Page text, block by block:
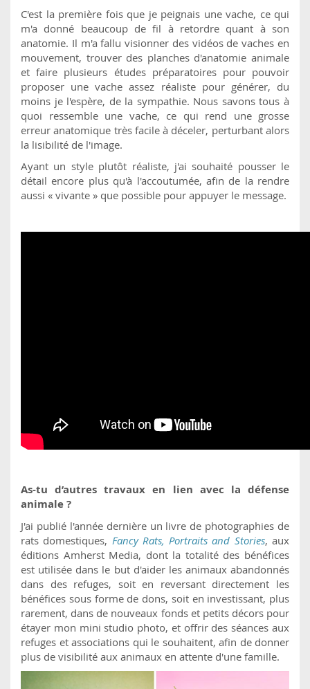
C'est la première fois que je peignais une vache, ce qui
m'a donné beaucoup de fil à retordre quant à son
anatomie. Il m'a fallu visionner des vidéos de vaches en
mouvement, trouver des planches d'anatomie animale
et faire plusieurs études préparatoires pour pouvoir
proposer une vache assez réaliste pour générer, du
moins je l'espère, de la sympathie. Nous savons tous à
quoi ressemble une vache, ce qui rend une grosse
erreur anatomique très facile à déceler, perturbant alors
la lisibilité de l'image.
Ayant un style plutôt réaliste, j'ai souhaité pousser le
détail encore plus qu'à l'accoutumée, afin de la rendre
aussi « vivante » que possible pour appuyer le message.
As-tu d’autres travaux en lien avec la défense
animale ?
J'ai publié l'année dernière un livre de photographies de
rats domestiques, Fancy Rats, Portraits and Stories, aux
éditions Amherst Media, dont la totalité des bénéfices
est utilisée dans le but d'aider les animaux abandonnés
dans des refuges, soit en reversant directement les
bénéfices sous forme de dons, soit en investissant, plus
rarement, dans de nouveaux fonds et petits décors pour
étayer mon mini studio photo, et offrir des séances aux
refuges et associations qui le souhaitent, afin de donner
plus de visibilité aux animaux en attente d'une famille.